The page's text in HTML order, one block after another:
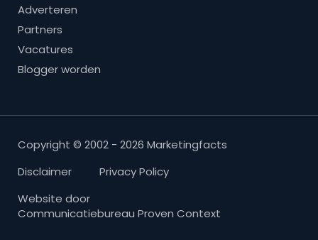
Adverteren
Partners
Vacatures
Blogger worden
Copyright © 2002 - 2026 Marketingfacts
Disclaimer
Privacy Policy
Website door
Communicatiebureau Proven Context